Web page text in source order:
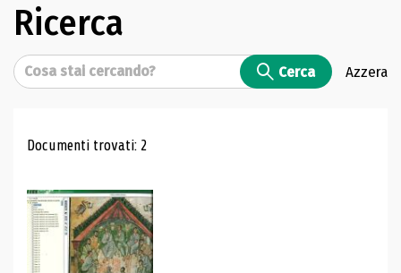
Ricerca
Cerca Cerca Azzera
Risultati di ricerca
Documenti trovati: 2